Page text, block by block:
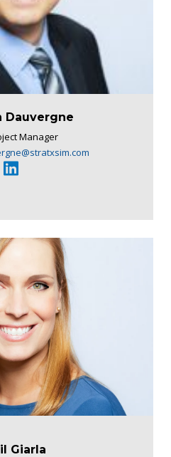
Dauvergne
Manager
Giarla